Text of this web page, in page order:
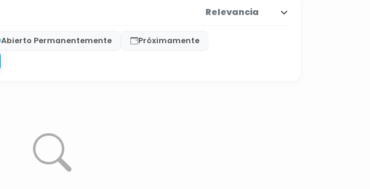
Abierto Permanentemente
Próximamente